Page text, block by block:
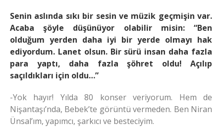
Senin aslında sıkı bir sesin ve müzik geçmişin var.
Acaba şöyle düşünüyor olabilir misin: “Ben
olduğum yerden daha iyi bir yerde olmayı hak
ediyordum. Lanet olsun. Bir sürü insan daha fazla
para yaptı, daha fazla şöhret oldu! Açılıp
saçıldıkları için oldu…”
-Yok hayır! Yılda 80 konser veriyorum. Hem de
Nişantaşı’nda, Bebek’te görüntü vermeden. Ben Niran
Ünsal’ım, yapımcı, şarkıcı ve besteciyim.